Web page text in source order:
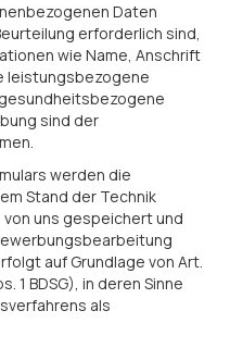
Daten
erforderlich sind,
wie Name, Anschrift
leistungsbezogene
sind der
werden die
Stand der Technik
uns gespeichert und
auf Grundlage von Art.
1 BDSG), in deren Sinne
als